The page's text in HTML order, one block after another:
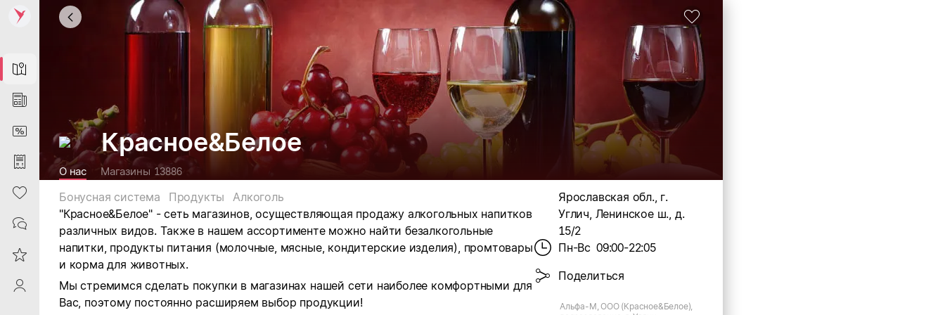
Map
News
DiscountCard
Purchases
Heart
Contacts
Reviews
ProfileSaby
Красное&Белое
О нас Магазины 13886
Бонусная система Продукты
Алкоголь
"Красное&Белое" - сеть магазинов, осуществляющая продажу алкогольных напитков
различных видов. Также в нашем ассортименте можно найти безалкогольные
напитки, продукты питания (молочные, мясные, кондитерские изделия), промтовары
и корма для животных.
Мы стремимся сделать покупки в магазинах нашей сети наиболее комфортными для
Вас, поэтому постоянно расширяем выбор продукции!
Ярославская обл., г.
Углич, Ленинское ш., д.
15/2
Пн-Вс 09:00-22:05
Поделиться
Альфа-М, ООО (Красное&Белое),